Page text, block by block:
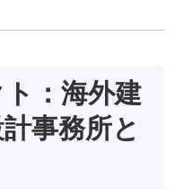
：海外建
事務所と